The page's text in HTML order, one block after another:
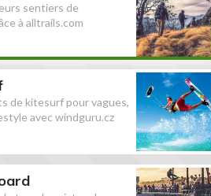
sentiers de
à alltrails.com
de kitesurf pour vagues,
avec windguru.cz